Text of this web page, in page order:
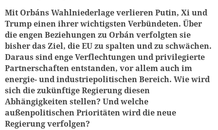
Mit Orbáns Wahlniederlage verlieren Putin, Xi und
Trump einen ihrer wichtigsten Verbündeten. Über
die engen Beziehungen zu Orbán verfolgten sie
bisher das Ziel, die EU zu spalten und zu schwächen.
Daraus sind enge Verflechtungen und privilegierte
Partnerschaften entstanden, vor allem auch im
energie- und industriepolitischen Bereich. Wie wird
sich die zukünftige Regierung diesen
Abhängigkeiten stellen? Und welche
außenpolitischen Prioritäten wird die neue
Regierung verfolgen?